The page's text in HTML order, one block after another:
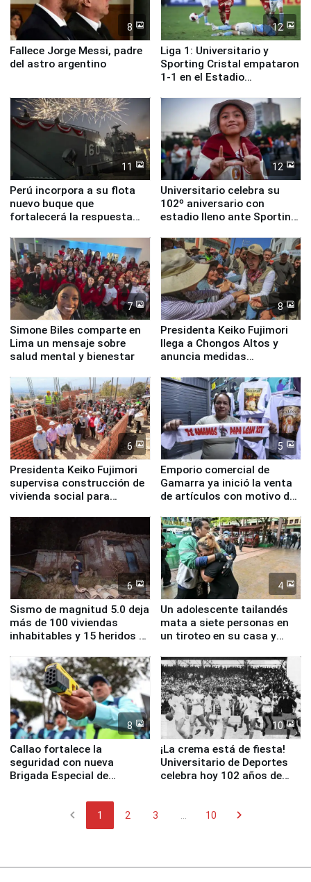
8
Fallece Jorge Messi, padre
del astro argentino
12
Liga 1: Universitario y
Sporting Cristal empataron
1-1 en el Estadio
11
Perú incorpora a su flota
nuevo buque que
fortalecerá la respuesta
12
Universitario celebra su
102º aniversario con
estadio lleno ante Sporting
7
Simone Biles comparte en
Lima un mensaje sobre
salud mental y bienestar
8
Presidenta Keiko Fujimori
llega a Chongos Altos y
anuncia medidas
educación, salud y empleo
6
Presidenta Keiko Fujimori
supervisa construcción de
vivienda social para
5
Emporio comercial de
Gamarra ya inició la venta
de artículos con motivo de
6
Sismo de magnitud 5.0 deja
más de 100 viviendas
inhabitables y 15 heridos en
4
Un adolescente tailandés
mata a siete personas en
un tiroteo en su casa y
8
Callao fortalece la
seguridad con nueva
Brigada Especial de
equipamiento para
10
¡La crema está de fiesta!
Universitario de Deportes
celebra hoy 102 años de
chevron_left 1 2 3 10 chevron_right